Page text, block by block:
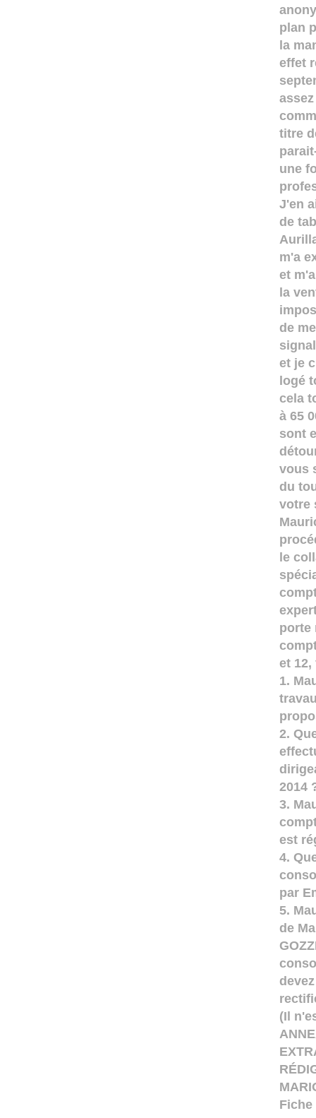
plan
la
effet
titre
une
J'en
de
m'a
et
la
de
et je
logé
cela
à 65
sont
vous
du
votre
le
porte
et
1.
2.
2014
3.
est
4.
par
5.
de
(Il